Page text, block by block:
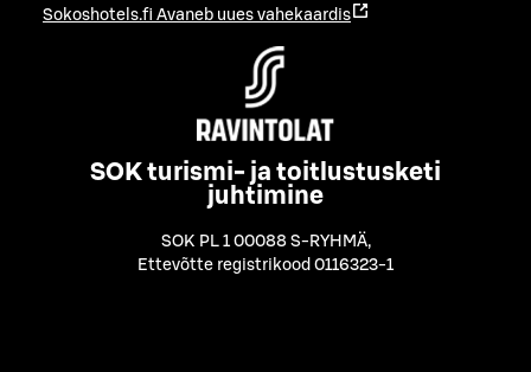
Sokoshotels.fi Avaneb uues vahekaardis
SOK turismi- ja toitlustusketi
juhtimine
SOK PL 1 00088 S-RYHMÄ,
Ettevõtte registrikood 0116323-1